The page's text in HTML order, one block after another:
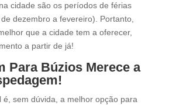
cidade são os períodos de férias
dezembro a fevereiro). Portanto,
que a cidade tem a oferecer,
a partir de já!
Para Búzios Merece a
é, sem dúvida, a melhor opção para